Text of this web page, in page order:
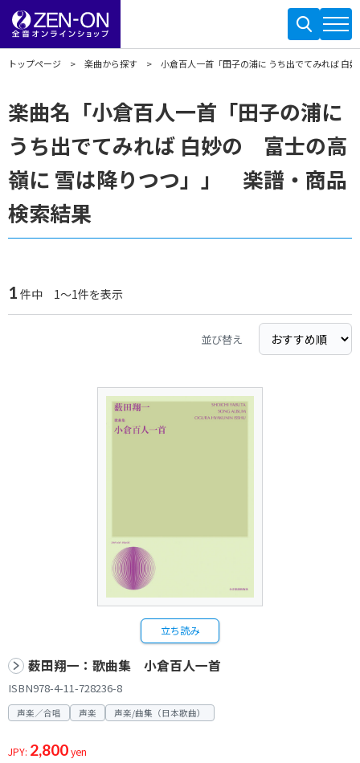
トップページ 楽曲から探す 小倉百人一首「田子の浦に うち出でてみれば 白
楽曲名「小倉百人一首「田子の浦に
うち出でてみれば 白妙の 富士の高
嶺に 雪は降りつつ」」 楽譜・商品
検索結果
1 件中 1～1件を表示
並び替え
立ち読み
薮田翔一：歌曲集 小倉百人一首
ISBN978-4-11-728236-8
声楽／合唱 声楽 声楽/曲集（日本歌曲）
JPY: 2,800yen